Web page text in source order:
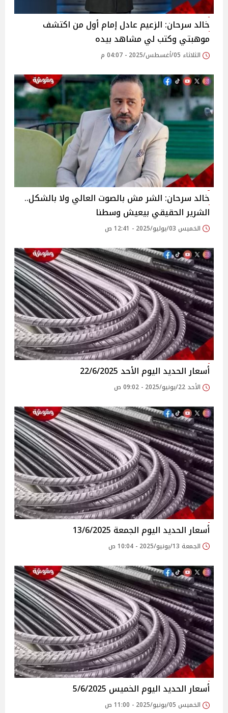
خالد سرحان: الزعيم عادل إمام أول من اكتشف
موهبتي وكتب لي مشاهد بيده
الثلاثاء 05/أغسطس/2025 - 04:07 م
خالد سرحان: الشر مش بالصوت العالي ولا بالشكل..
الشرير الحقيقي بيعيش وسطنا
الخميس 03/يوليو/2025 - 12:41 ص
أسعار الحديد اليوم الأحد 22/6/2025
الأحد 22/يونيو/2025 - 09:02 ص
أسعار الحديد اليوم الجمعة 13/6/2025
الجمعة 13/يونيو/2025 - 10:04 ص
أسعار الحديد اليوم الخميس 5/6/2025
الخميس 05/يونيو/2025 - 11:00 ص